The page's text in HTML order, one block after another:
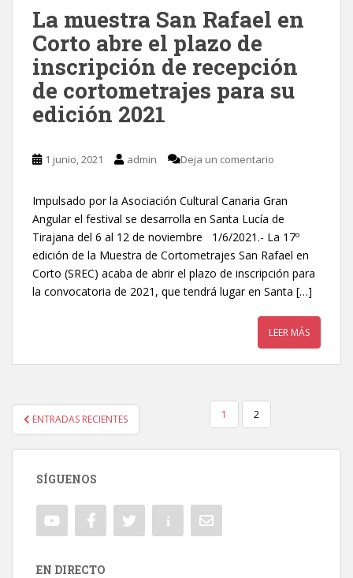
La muestra San Rafael en
Corto abre el plazo de
inscripción de recepción
de cortometrajes para su
edición 2021
1 junio, 2021 admin Deja un comentario
Impulsado por la Asociación Cultural Canaria Gran
Angular el festival se desarrolla en Santa Lucía de
Tirajana del 6 al 12 de noviembre 1/6/2021.- La 17º
edición de la Muestra de Cortometrajes San Rafael en
Corto (SREC) acaba de abrir el plazo de inscripción para
la convocatoria de 2021, que tendrá lugar en Santa […]
LEER MÁS
NAVEGACIÓN DE ENTRADAS
ENTRADAS RECIENTES 1 2
SÍGUENOS
EN DIRECTO